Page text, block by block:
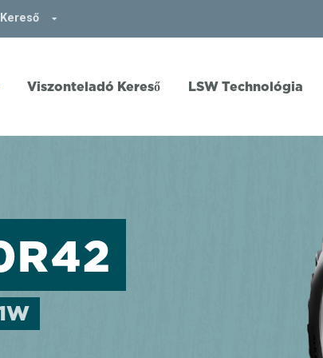
Viszonteladó Kereső LSW Technológia